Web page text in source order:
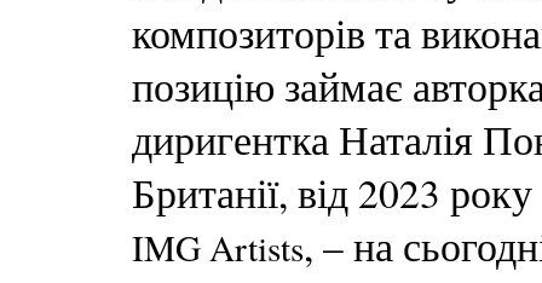
композиторів та
позицію займає
диригентка Наталія
Британії, від 2023
IMG Artists, – на